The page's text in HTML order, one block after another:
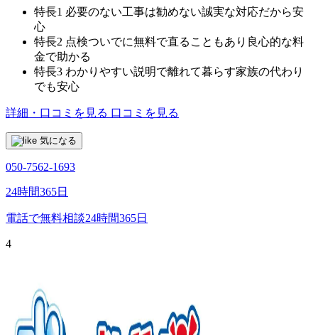
特長1 必要のない工事は勧めない誠実な対応だから安
心
特長2 点検ついでに無料で直ることもあり良心的な料
金で助かる
特長3 わかりやすい説明で離れて暮らす家族の代わり
でも安心
詳細・口コミを見る 口コミを見る
気になる
050-7562-1693
24時間365日
電話で無料相談24時間365日
4